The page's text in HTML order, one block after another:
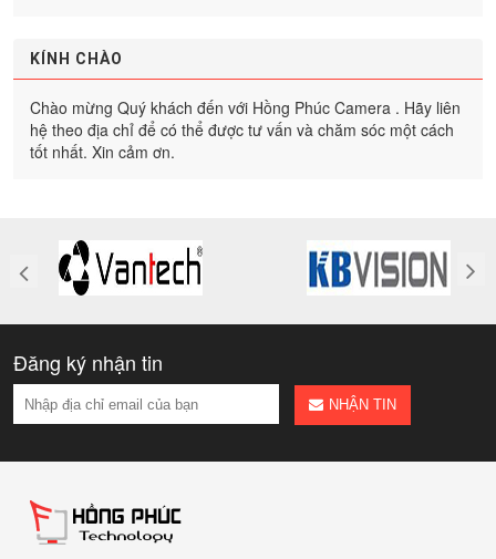
KÍNH CHÀO
Chào mừng Quý khách đến với Hồng Phúc Camera . Hãy liên
hệ theo địa chỉ để có thể được tư vấn và chăm sóc một cách
tốt nhất. Xin cảm ơn.
Đăng ký nhận tin
NHẬN TIN